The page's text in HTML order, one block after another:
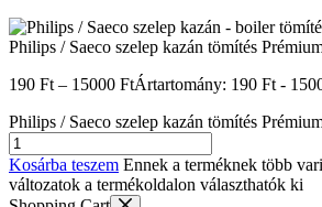
Philips / Saeco szelep kazán tömítés
190 Ft – 15000 FtÁrtartomány: 190 Ft -
Philips / Saeco szelep kazán tömítés
Kosárba teszem Ennek a terméknek több
változatok a termékoldalon választhatók ki